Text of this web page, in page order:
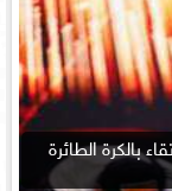
بالكرة الطائرة